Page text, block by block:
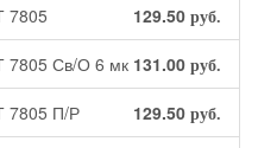
7805 129.50 руб.
7805 Св/О 6 мк 131.00 руб.
7805 П/Р 129.50 руб.